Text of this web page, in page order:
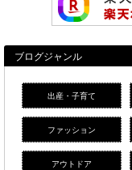
ブログジャンル
出産・子育て
ファッション
アウトドア